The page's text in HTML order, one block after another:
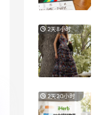
11小时
3天14小时